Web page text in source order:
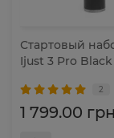
Стартовый
Ijust 3 Pro Black
2
1 799.00 грн